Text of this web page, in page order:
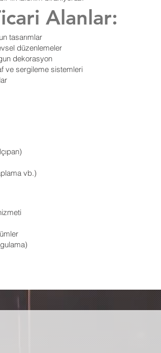
Alanlar:
tasarımlar
düzenlemeler
dekorasyon
ve sergileme sistemleri
vb.)